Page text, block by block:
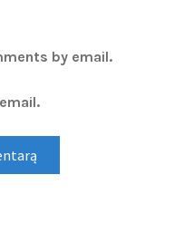
by email.